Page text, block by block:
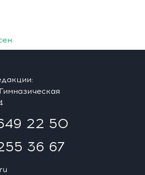
22 50
36 67